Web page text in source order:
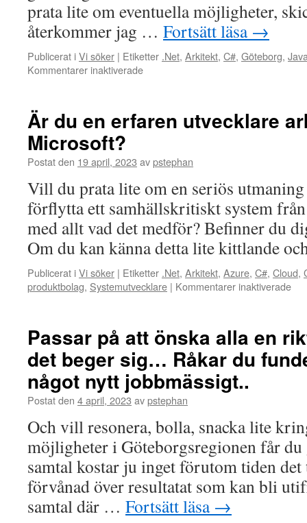
prata lite om eventuella möjligheter,
återkommer jag … Fortsätt läsa →
Publicerat iVi söker | Etiketter .Net, Arkitekt, C#, Göteborg,
Kommentarer inaktiveradeför
.Net
produktbolag
Göteborgsområdet
Är du en erfaren utvecklare
Microsoft?
Postat den 19 april, 2023 avpstephan
Vill du prata lite om en seriös
förflytta ett samhällskritiskt system
med allt vad det medför? Befinner du
Om du kan känna detta lite kittlande
Publicerat iVi söker | Etiketter .Net, Arkitekt, Azure, C#, Cloud,
produktbolag, Systemutvecklare | Kommentarer inaktiveradeför
Passar på att önska alla en
det beger sig… Råkar du
något nytt jobbmässigt..
Postat den 4 april, 2023 avpstephan
Och vill resonera, bolla, snacka lite
möjligheter i Göteborgsregionen får
samtal kostar ju inget förutom tiden
förvånad över resultatat som kan bli
samtal där … Fortsätt läsa →